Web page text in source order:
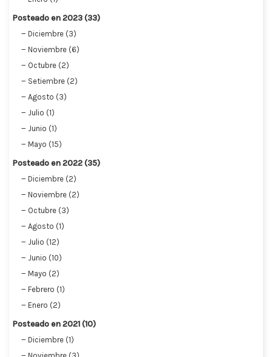
Posteado en 2023 (33)
Diciembre (3)
Noviembre (6)
Octubre (2)
Setiembre (2)
Agosto (3)
Julio (1)
Junio (1)
Mayo (15)
Posteado en 2022 (35)
Diciembre (2)
Noviembre (2)
Octubre (3)
Agosto (1)
Julio (12)
Junio (10)
Mayo (2)
Febrero (1)
Enero (2)
Posteado en 2021 (10)
Diciembre (1)